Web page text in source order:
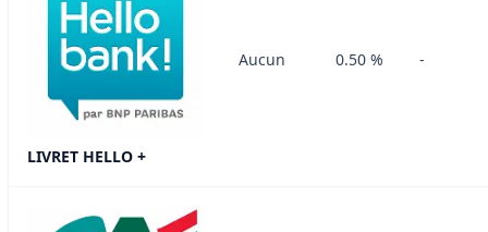
LIVRET HELLO +
Aucun 0.50 % -